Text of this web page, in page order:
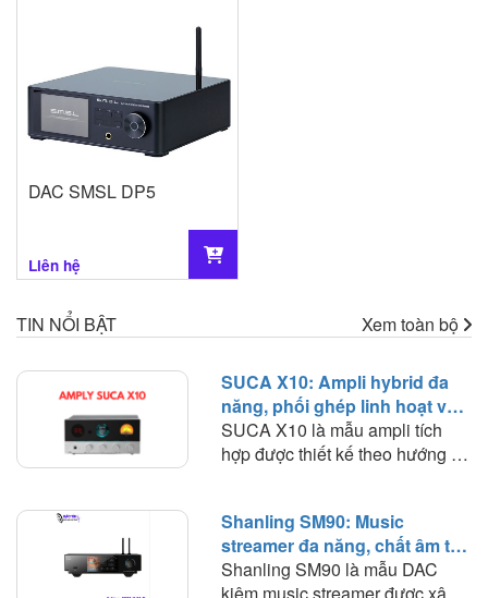
DAC SMSL DP5
Liên hệ
TIN NỔI BẬT Xem toàn bộ
SUCA X10: Ampli hybrid đa
năng, phối ghép linh hoạt và
chất âm giàu màu sắc
SUCA X10 là mẫu ampli tích
hợp được thiết kế theo hướng đa
năng gồm DAC, preamp sử
dụng bóng đèn, ampli công suất
và headphone amplifier. Cách
Shanling SM90: Music
streamer đa năng, chất âm tự
nhiên và khả năng phối ghép
linh hoạt
Shanling SM90 là mẫu DAC
kiêm music streamer được xây